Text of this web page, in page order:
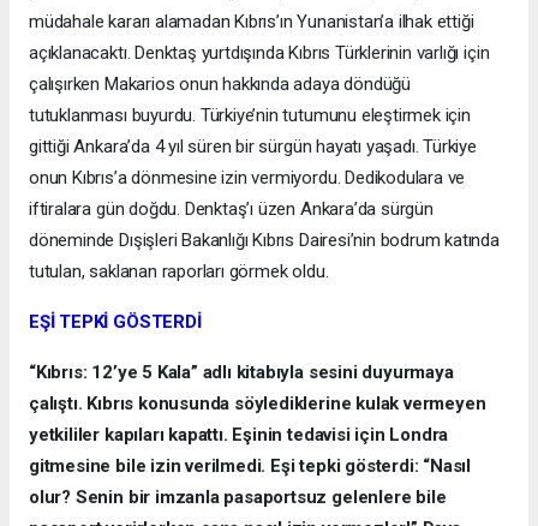
müdahale kararı alamadan Kıbrıs’ın Yunanistan’a ilhak ettiği
açıklanacaktı. Denktaş yurtdışında Kıbrıs Türklerinin varlığı için
çalışırken Makarios onun hakkında adaya döndüğü
tutuklanması buyurdu. Türkiye’nin tutumunu eleştirmek için
gittiği Ankara’da 4 yıl süren bir sürgün hayatı yaşadı. Türkiye
onun Kıbrıs’a dönmesine izin vermiyordu. Dedikodulara ve
iftiralara gün doğdu. Denktaş’ı üzen Ankara’da sürgün
döneminde Dışişleri Bakanlığı Kıbrıs Dairesi’nin bodrum katında
tutulan, saklanan raporları görmek oldu.
EŞİ TEPKİ GÖSTERDİ
“Kıbrıs: 12’ye 5 Kala” adlı kitabıyla sesini duyurmaya
çalıştı. Kıbrıs konusunda söylediklerine kulak vermeyen
yetkililer kapıları kapattı. Eşinin tedavisi için Londra
gitmesine bile izin verilmedi. Eşi tepki gösterdi: “Nasıl
olur? Senin bir imzanla pasaportsuz gelenlere bile